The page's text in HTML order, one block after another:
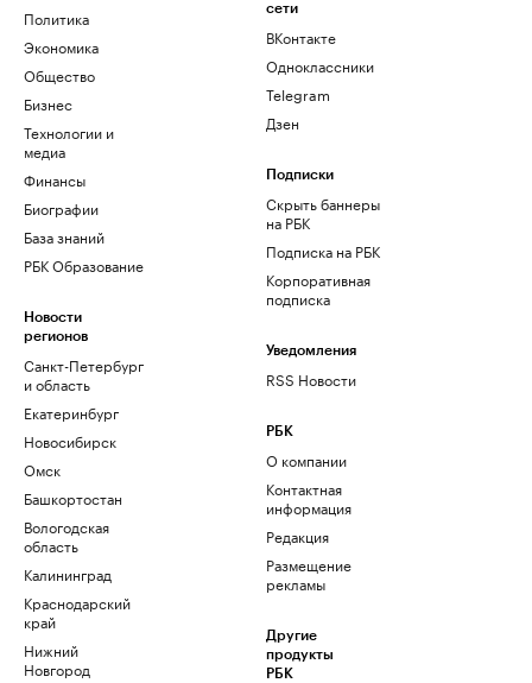
Политика
Экономика
Общество
Бизнес
Технологии и
медиа
Финансы
Биографии
База знаний
РБК Образование
Новости
регионов
Санкт-Петербург
и область
Екатеринбург
Новосибирск
Омск
Башкортостан
Вологодская
область
Калининград
Краснодарский
край
Нижний
Новгород
сети
ВКонтакте
Одноклассники
Telegram
Дзен
Подписки
Скрыть баннеры
на РБК
Подписка на РБК
Корпоративная
подписка
Уведомления
RSS Новости
РБК
О компании
Контактная
информация
Редакция
Размещение
рекламы
Другие
продукты
РБК